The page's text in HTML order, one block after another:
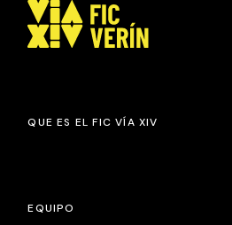
QUE ES EL FIC VÍA XIV
EQUIPO